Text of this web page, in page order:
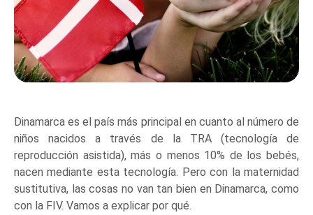
Dinamarca es el país más principal en cuanto al número de
niños nacidos a través de la TRA (tecnología de
reproducción asistida), más o menos 10% de los bebés,
nacen mediante esta tecnología. Pero con la maternidad
sustitutiva, las cosas no van tan bien en Dinamarca, como
con la FIV. Vamos a explicar por qué.